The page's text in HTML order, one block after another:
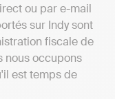
ou par e-mail
sur Indy sont
fiscale de
nous occupons
est temps de